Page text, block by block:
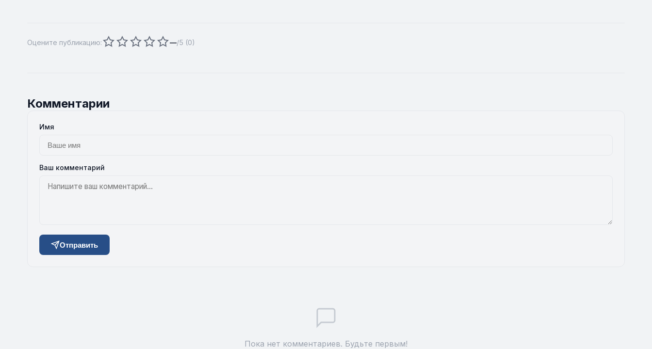
Оцените публикацию: —/5 (0)
Комментарии
Имя
Ваш комментарий
Отправить
Пока нет комментариев. Будьте первым!